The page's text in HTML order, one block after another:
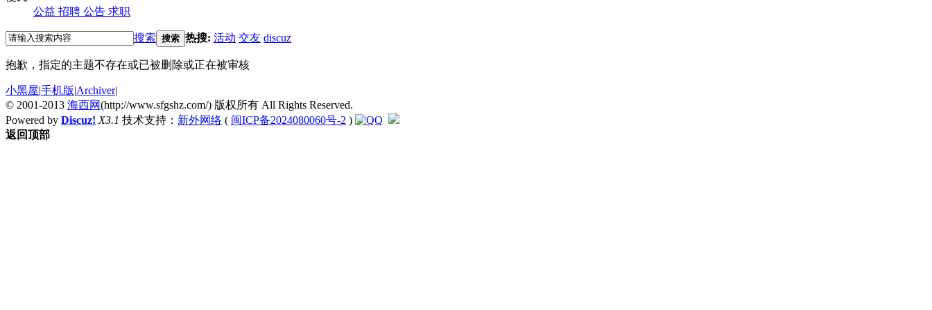
公益 招聘 公告 求职
搜索 搜索 热搜: 活动 交友 discuz
抱歉，指定的主题不存在或已被删除或正在被审核
小黑屋|手机版|Archiver|
© 2001-2013 海西网(http://www.sfgshz.com/) 版权所有 All Rights Reserved.
Powered by Discuz! X3.1 技术支持： 新外网络 ( 闽ICP备2024080060号-2 )
返回顶部